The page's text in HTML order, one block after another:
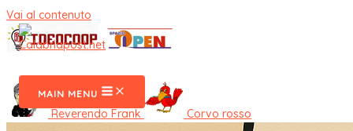
Vai al contenuto
MAIN MENU
Reverendo Frank Corvo rosso